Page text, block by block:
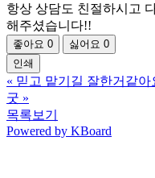
항상 상담도 친절하시고
해주셨습니다!!
좋아요 0 싫어요 0
인쇄
« 믿고 맡기길 잘한거같아
굿 »
목록보기
Powered by KBoard